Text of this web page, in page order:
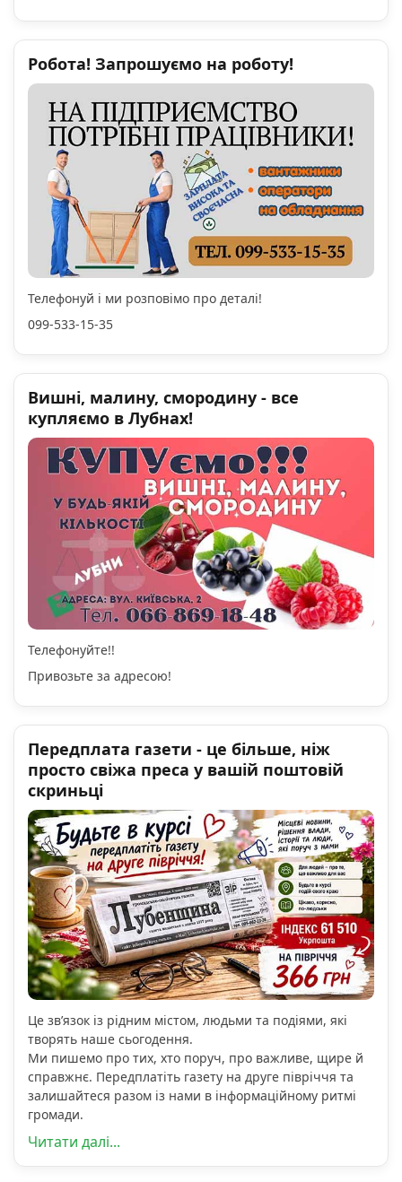
Робота! Запрошуємо на роботу!
Телефонуй і ми розповімо про деталі!
099-533-15-35
Вишні, малину, смородину - все
купляємо в Лубнах!
Телефонуйте!!
Привозьте за адресою!
Передплата газети - це більше, ніж
просто свіжа преса у вашій поштовій
скриньці
Це зв’язок із рідним містом, людьми та подіями, які
творять наше сьогодення.
Ми пишемо про тих, хто поруч, про важливе, щире й
справжнє. Передплатіть газету на друге півріччя та
залишайтеся разом із нами в інформаційному ритмі
громади.
Читати далі...